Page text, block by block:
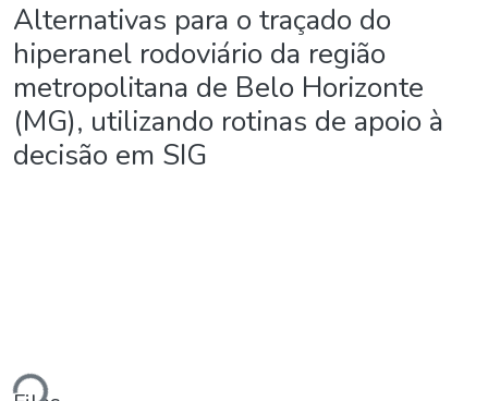
Alternativas para o traçado do
hiperanel rodoviário da região
metropolitana de Belo Horizonte
(MG), utilizando rotinas de apoio à
decisão em SIG
Loading...